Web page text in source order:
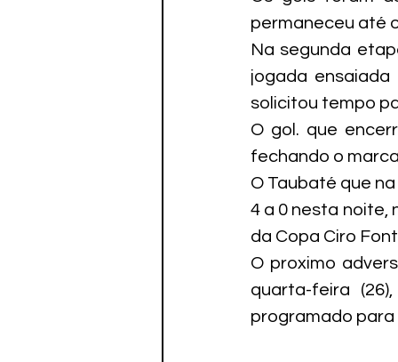
permaneceu até
Na segunda
jogada
solicitou tempo
O gol. que
fechando o
O Taubaté que
4 a 0 nesta noite,
da Copa Ciro
O proximo
quarta-feira
programado para